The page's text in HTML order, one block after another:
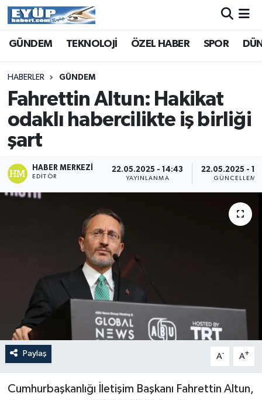
GÜNDEM TEKNOLOJİ ÖZEL HABER SPOR
HABERLER GÜNDEM
Fahrettin Altun: Hakikat
odaklı habercilikte iş birliği
şart
HABER MERKEZI
EDITÖR
22.05.2025 - 14:43
YAYINLANMA
22.05.2025 -
GÜNCELLEME
Paylaş A- A+
Cumhurbaşkanlığı İletişim Başkanı Fahrettin Altun,